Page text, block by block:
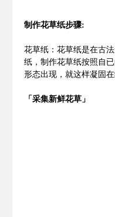
制作花草纸步骤:
花草纸：花草纸是在古
纸，制作花草纸按照自
形态出现，就这样凝固
「采集新鲜花草」